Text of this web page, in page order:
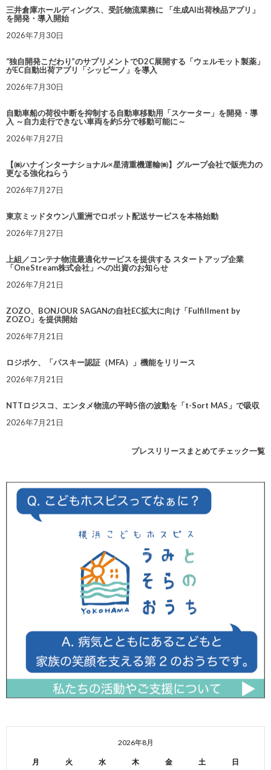
三井倉庫ホールディングス、受託物流業務に 「生成AI出荷検品アプリ」
を開発・導入開始
2026年7月30日
“独自開発こだわり”のサプリメントでD2C展開する「ウェルモット製薬」
がEC自動出荷アプリ「シッピーノ」を導入
2026年7月30日
自動車船の荷役中断を抑制する自動車移動用「スケーター」を開発・導
入 ～自力走行できない車両を約5分で移動可能に～
2026年7月27日
【㈱ハナインターナショナル×星清重機運輸㈱】グループ会社で販売力の
更なる強化ねらう
2026年7月27日
東京ミッドタウン八重洲でロボット配送サービスを本格始動
2026年7月27日
上組／コンテナ物流最適化サービスを提供する スタートアップ企業
「OneStream株式会社」への出資のお知らせ
2026年7月21日
ZOZO、BONJOUR SAGANの自社EC拡大に向け「Fulfillment by
ZOZO」を提供開始
2026年7月21日
ロジポケ、「パスキー認証（MFA）」機能をリリース
2026年7月21日
NTTロジスコ、エンタメ物流の平時5倍の波動を「t-Sort MAS」で吸収
2026年7月21日
プレスリリースまとめてチェック一覧
2026年8月
月 火 水 木 金 土 日